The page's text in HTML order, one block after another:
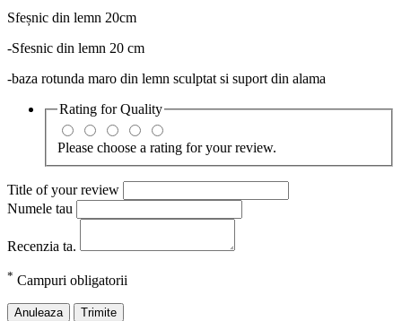
Sfeșnic din lemn 20cm
-Sfesnic din lemn 20 cm
-baza rotunda maro din lemn sculptat si suport din alama
Rating forQuality
Please choose a rating for your review.
Title of your review
Numele tau
Recenzia ta.
* Campuri obligatorii
Anuleaza Trimite